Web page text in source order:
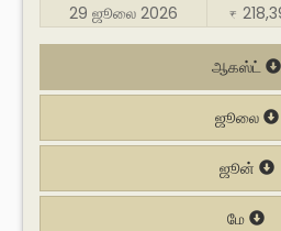
29 ஜூலை 2026
₹
ஆகஸ்ட்
ஜூலை
ஜூன்
மே